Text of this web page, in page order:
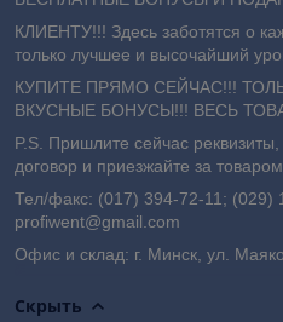
КЛИЕНТУ!!! Здесь заботятся о
только лучшее и высочайший
КУПИТЕ ПРЯМО СЕЙЧАС!!!
ВКУСНЫЕ БОНУСЫ!!! ВЕСЬ
P.S. Пришлите сейчас
договор и приезжайте за
Тел/факс: (017) 394-72-11;
profiwent@gmail.com
Офис и склад: г. Минск, ул.
Скрыть